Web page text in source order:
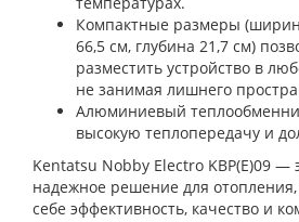
Компактные размеры
66,5 см, глубина 21,7 см)
разместить устройство в
не занимая лишнего
Алюминиевый
высокую теплопередачу и
Kentatsu Nobby Electro KBP(E)09 —
надежное решение для отопления,
себе эффективность, качество и